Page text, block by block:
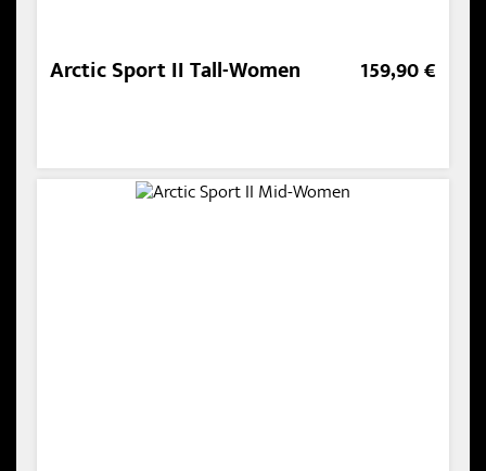
Arctic Sport II Tall-Women 159,90 €